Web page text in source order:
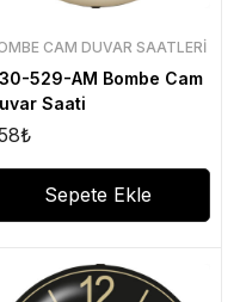
CAM DUVAR SAATLERI
529-AM Bombe Cam
Saati
₺
Sepete Ekle